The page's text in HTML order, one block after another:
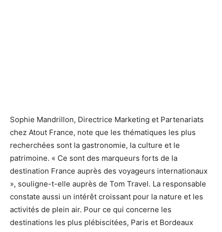
Sophie Mandrillon, Directrice Marketing et Partenariats
chez Atout France, note que les thématiques les plus
recherchées sont la gastronomie, la culture et le
patrimoine. « Ce sont des marqueurs forts de la
destination France auprès des voyageurs internationaux
», souligne-t-elle auprès de Tom Travel. La responsable
constate aussi un intérêt croissant pour la nature et les
activités de plein air. Pour ce qui concerne les
destinations les plus plébiscitées, Paris et Bordeaux